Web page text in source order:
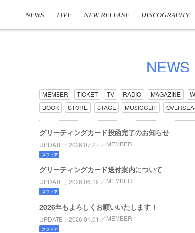
NEWS LIVE NEW RELEASE DISCOGRAPHY
NEWS
MEMBER TICKET TV RADIO MAGAZINE
BOOK
STORE STAGE MUSICCLIP
グリーティングカード投函完了のお知らせ
UPDATE 2026.07.27 MEMBER
スフィア
グリーティングカード送付案内について
UPDATE 2026.06.19 MEMBER
スフィア
2026年もよろしくお願いいたします！
UPDATE 2026.01.01 MEMBER
スフィア